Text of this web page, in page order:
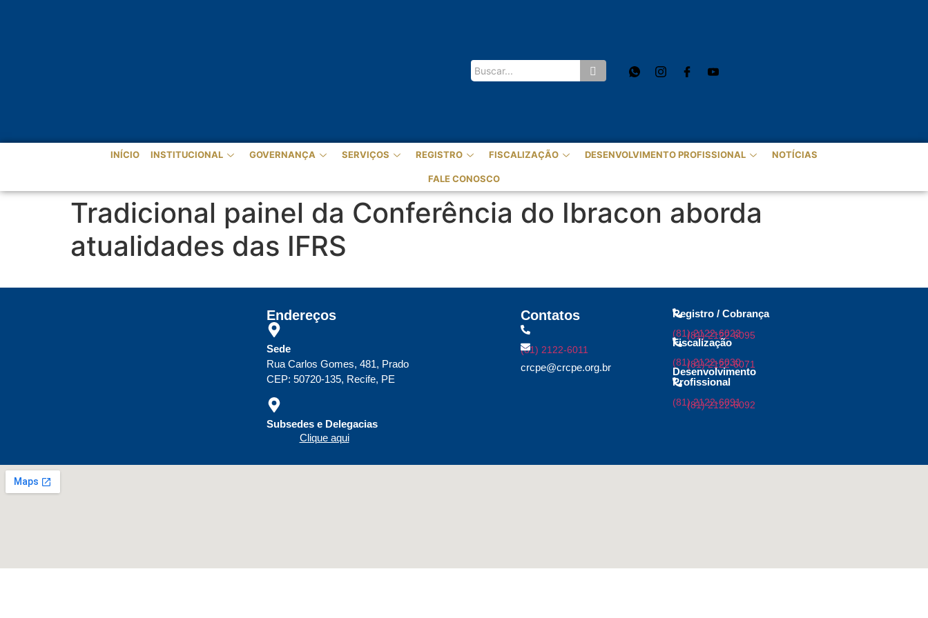
INÍCIO INSTITUCIONAL GOVERNANÇA SERVIÇOS REGISTRO FISCALIZAÇÃO DESENVOLVIMENTO PROFISSIONAL NOTÍCIAS
FALE CONOSCO
Tradicional painel da Conferência do Ibracon aborda
atualidades das IFRS
Endereços
Sede
Rua Carlos Gomes, 481, Prado
CEP: 50720-135, Recife, PE
Subsedes e Delegacias
Clique aqui
Contatos
(81) 2122-6011
crcpe@crcpe.org.br
Registro / Cobrança
(81) 2122-6022
(81) 2122-6095
Fiscalização
(81) 2122-6030
(81) 2122-6071
Desenvolvimento
Profissional
(81) 2122-6091
(81) 2122-6092